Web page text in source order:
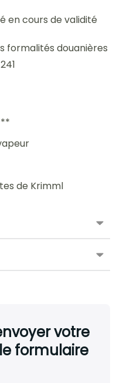
en cours de validité
formalités douanières
de Krimml
votre
formulaire